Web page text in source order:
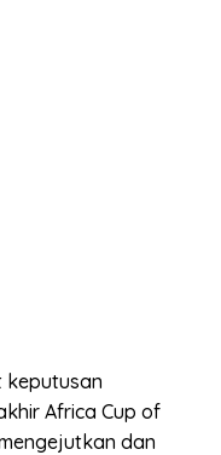
keputusan
Africa Cup of
dan